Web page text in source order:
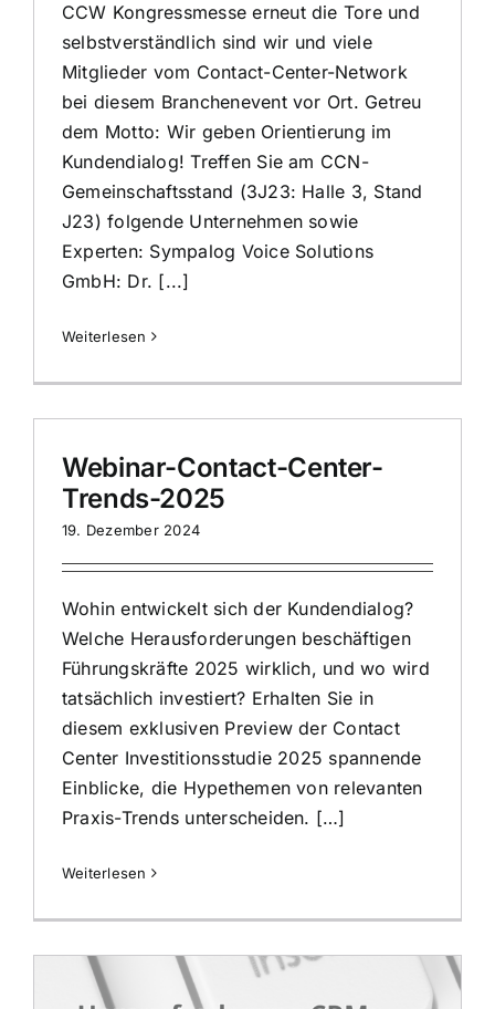
CCW Kongressmesse erneut die Tore und
selbstverständlich sind wir und viele
Mitglieder vom Contact-Center-Network
bei diesem Branchenevent vor Ort. Getreu
dem Motto: Wir geben Orientierung im
Kundendialog! Treffen Sie am CCN-
Gemeinschaftsstand (3J23: Halle 3, Stand
J23) folgende Unternehmen sowie
Experten: Sympalog Voice Solutions
GmbH: Dr. [...]
Weiterlesen
Webinar-Contact-Center-
Trends-2025
19. Dezember 2024
Wohin entwickelt sich der Kundendialog?
Welche Herausforderungen beschäftigen
Führungskräfte 2025 wirklich, und wo wird
tatsächlich investiert? Erhalten Sie in
diesem exklusiven Preview der Contact
Center Investitionsstudie 2025 spannende
Einblicke, die Hypethemen von relevanten
Praxis-Trends unterscheiden. […]
Weiterlesen